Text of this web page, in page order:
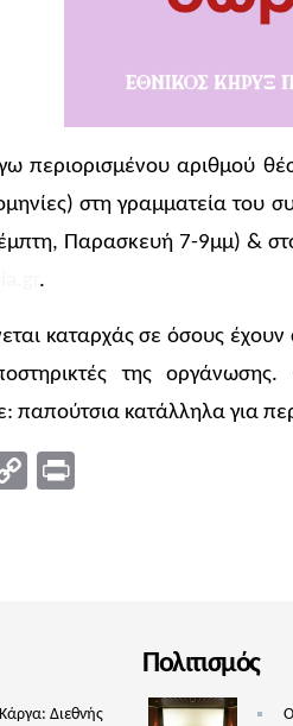
περιορισμένου αριθμού
στη γραμματεία του
Παρασκευή 7-9μμ) &
.
καταρχάς σε όσους
της οργάνωσης.
παπούτσια κατάλληλα για
Copy
Διεθνής
Πολιτισμός